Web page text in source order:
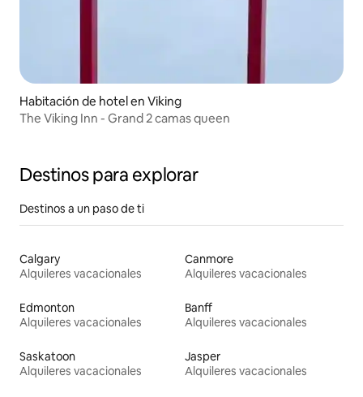
Habitación de hotel en Viking
The Viking Inn - Grand 2 camas queen
Destinos para explorar
Destinos a un paso de ti
Calgary
Alquileres vacacionales
Canmore
Alquileres vacacionales
Edmonton
Alquileres vacacionales
Banff
Alquileres vacacionales
Saskatoon
Alquileres vacacionales
Jasper
Alquileres vacacionales